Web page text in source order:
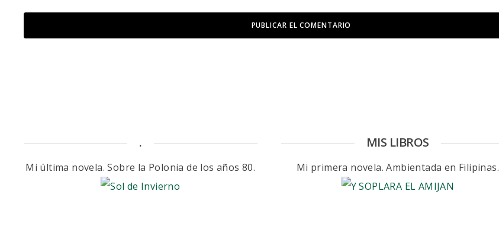
.
Mi última novela. Sobre la Polonia de los años 80.
MIS LIBROS
Mi primera novela. Ambientada en Filipinas.